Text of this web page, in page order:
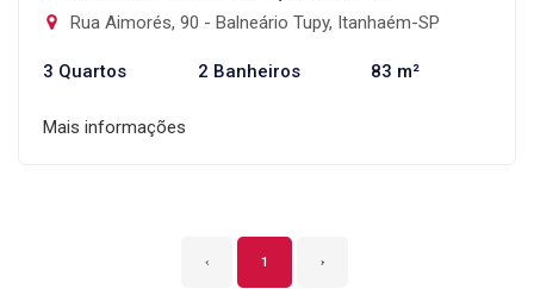
Rua Aimorés, 90 - Balneário Tupy, Itanhaém-SP
3 Quartos 2 Banheiros 83 m²
Mais informações
‹ 1 ›